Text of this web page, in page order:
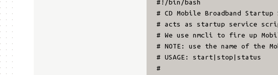
#!/bin/bash
# CD Mobile Broadband
# acts as startup service script
# We use nmcli to fire up
# NOTE: use the name of the
# USAGE: start|stop|status
#